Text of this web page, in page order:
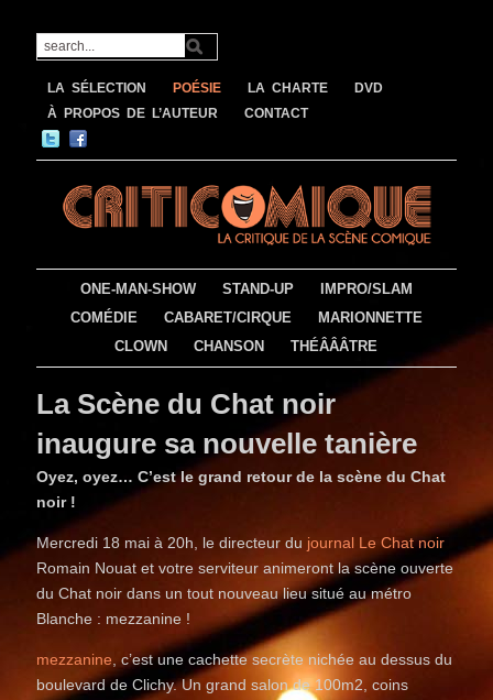
LA SÉLECTION POÉSIE LA CHARTE
DVD
À PROPOS DE L’AUTEUR
CONTACT
ONE-MAN-SHOW STAND-UP
IMPRO/SLAM
COMÉDIE
CABARET/CIRQUE
MARIONNETTE
CLOWN
CHANSON THÉÂÂÂTRE
La Scène du Chat noir
inaugure sa nouvelle tanière
Oyez, oyez… C’est le grand retour de la scène du Chat
noir !
Mercredi 18 mai à 20h, le directeur du journal Le Chat noir
Romain Nouat et votre serviteur animeront la scène ouverte
du Chat noir dans un tout nouveau lieu situé au métro
Blanche : mezzanine !
mezzanine, c’est une cachette secrète nichée au dessus du
boulevard de Clichy. Un grand salon de 100m2, coins